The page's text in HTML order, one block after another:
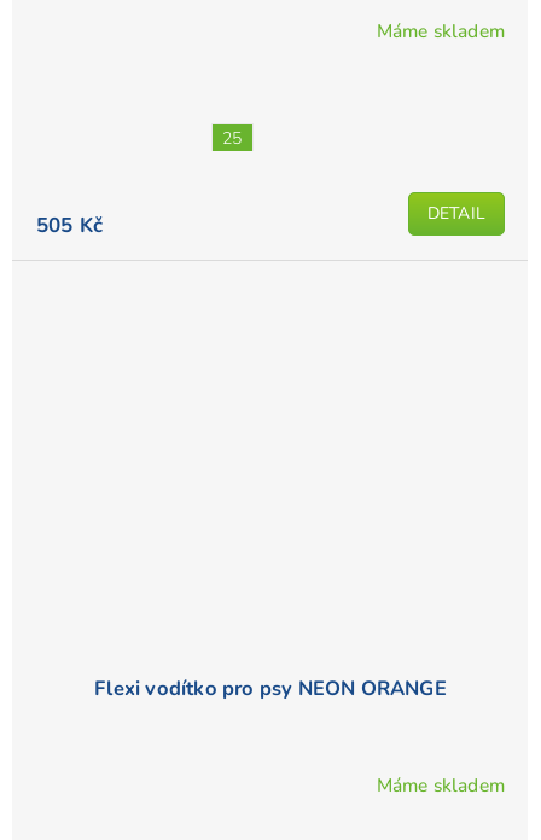
5
hvězdiček.
Máme skladem
505 Kč DETAIL
25
Flexi vodítko pro psy NEON ORANGE
Máme skladem